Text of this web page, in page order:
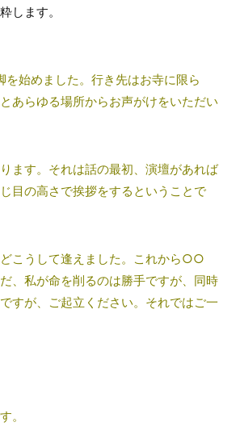
します。
を始めました。行き先はお寺に限ら
あらゆる場所からお声がけをいただい
ます。それは話の最初、演壇があれば
目の高さで挨拶をするということで
こうして逢えました。これから○○
、私が命を削るのは勝手ですが、同時
すが、ご起立ください。それではご一
。